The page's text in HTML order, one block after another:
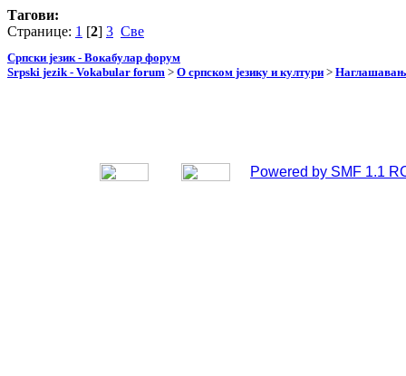
Тагови:
Странице: 1 [2] 3 Све
Српски језик - Вокабулар форум
Srpski jezik - Vokabular forum > О српском језику и култури >
Powered by SMF 1.1